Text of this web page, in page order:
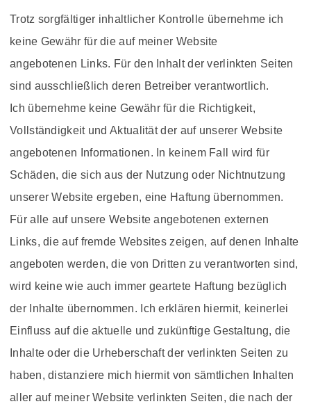
Trotz sorgfältiger inhaltlicher Kontrolle übernehme ich
keine Gewähr für die auf meiner Website
angebotenen Links. Für den Inhalt der verlinkten Seiten
sind ausschließlich deren Betreiber verantwortlich.
Ich übernehme keine Gewähr für die Richtigkeit,
Vollständigkeit und Aktualität der auf unserer Website
angebotenen Informationen. In keinem Fall wird für
Schäden, die sich aus der Nutzung oder Nichtnutzung
unserer Website ergeben, eine Haftung übernommen.
Für alle auf unsere Website angebotenen externen
Links, die auf fremde Websites zeigen, auf denen Inhalte
angeboten werden, die von Dritten zu verantworten sind,
wird keine wie auch immer geartete Haftung bezüglich
der Inhalte übernommen. Ich erklären hiermit, keinerlei
Einfluss auf die aktuelle und zukünftige Gestaltung, die
Inhalte oder die Urheberschaft der verlinkten Seiten zu
haben, distanziere mich hiermit von sämtlichen Inhalten
aller auf meiner Website verlinkten Seiten, die nach der